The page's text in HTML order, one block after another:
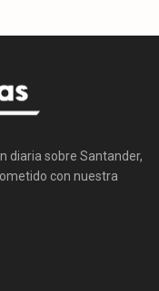
diaria sobre Santander,
con nuestra